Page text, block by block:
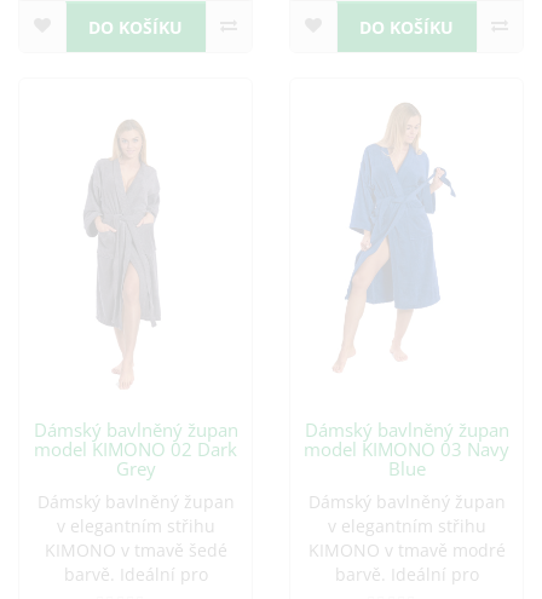
DO KOŠÍKU DO KOŠÍKU
Dámský bavlněný župan
model KIMONO 02 Dark
Grey
Dámský bavlněný župan
v elegantním střihu
KIMONO v tmavě šedé
barvě. Ideální pro
Dámský bavlněný župan
model KIMONO 03 Navy
Blue
Dámský bavlněný župan
v elegantním střihu
KIMONO v tmavě modré
barvě. Ideální pro